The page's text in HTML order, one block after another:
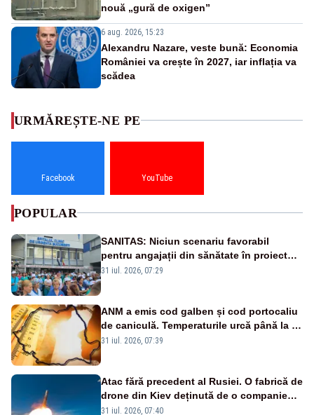
nouă „gură de oxigen”
6 aug. 2026, 15:23
Alexandru Nazare, veste bună: Economia
României va crește în 2027, iar inflația va
scădea
URMĂREȘTE-NE PE
Facebook YouTube
POPULAR
SANITAS: Niciun scenariu favorabil
pentru angajații din sănătate în proiectul
Legii salarizării
31 iul. 2026, 07:29
ANM a emis cod galben și cod portocaliu
de caniculă. Temperaturile urcă până la 38
de grade, iar nopțile devin tropicale
31 iul. 2026, 07:39
Atac fără precedent al Rusiei. O fabrică de
drone din Kiev deținută de o companie
americană, distrusă de o rachetă
31 iul. 2026, 07:40